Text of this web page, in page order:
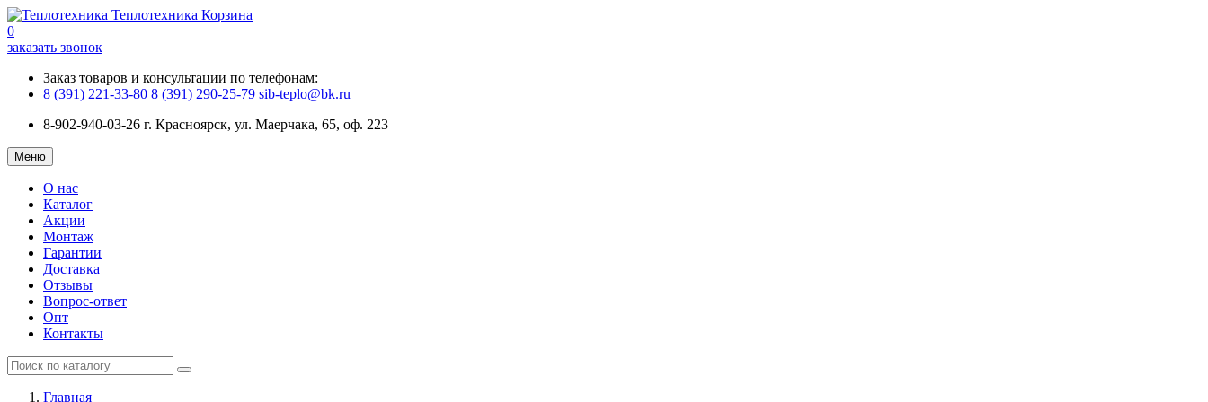
Теплотехника Корзина
0
заказать звонок
Заказ товаров и консультации по телефонам:
8 (391) 221-33-80 8 (391) 290-25-79 sib-teplo@bk.ru
8-902-940-03-26 г. Красноярск, ул. Маерчака, 65, оф. 223
Меню
О нас
Каталог
Акции
Монтаж
Гарантии
Доставка
Отзывы
Вопрос-ответ
Опт
Контакты
Главная